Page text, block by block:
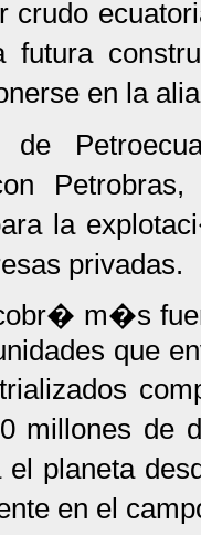
crudo
futura
en la
de
la
privadas.
m�s
que
millones de
planeta
en el